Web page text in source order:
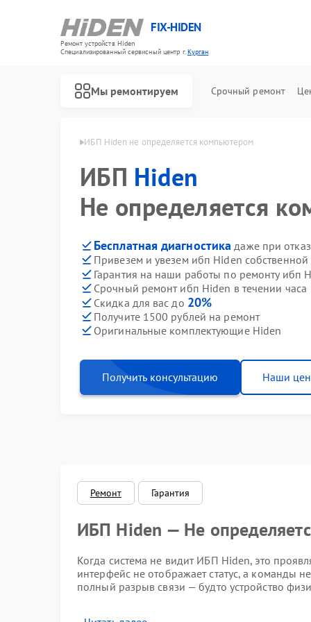
FIX-HIDEN
Ремонт устройств Hiden
Специализированный cервисный центр г.Курган
Мы ремонтируем Срочный ремонт
Hiden в Кургане ИБП Hiden не определяется компьютером
ИБП Hiden
Не определяется
Бесплатная диагностика даже при
Привезем и увезем ибп Hiden собственной
Гарантия на наши работы по ремонту ибп
Срочный ремонт ибп Hiden в течении часа
Скидка для вас до 20%
Получите 1500 рублей на ремонт
Оригинальные комплектующие Hiden
Получить консультацию Наши
Ремонт Гарантия
ИБП Hiden — Не
Когда система не видит ИБП Hiden, это
интерфейс не отображает статус, а команды
полный разрыв связи — будто устройство
Признаки неисправности